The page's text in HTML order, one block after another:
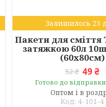
Залишилось 25
Пакети для сміття
затяжкою 60л
(60х80см)
52 ₴ 49 ₴
Готово до
Оптом і в
4-101-4